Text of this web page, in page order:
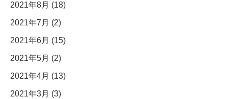
2021年8月 (18)
2021年7月 (2)
2021年6月 (15)
2021年5月 (2)
2021年4月 (13)
2021年3月 (3)